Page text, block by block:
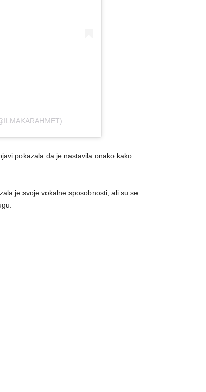
pokazala da je nastavila onako kako
je svoje vokalne sposobnosti, ali su se